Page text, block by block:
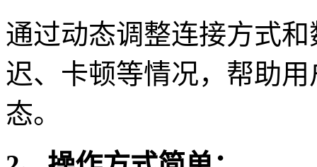
通过动态调整连接方式
迟、卡顿等情况，帮助
态。